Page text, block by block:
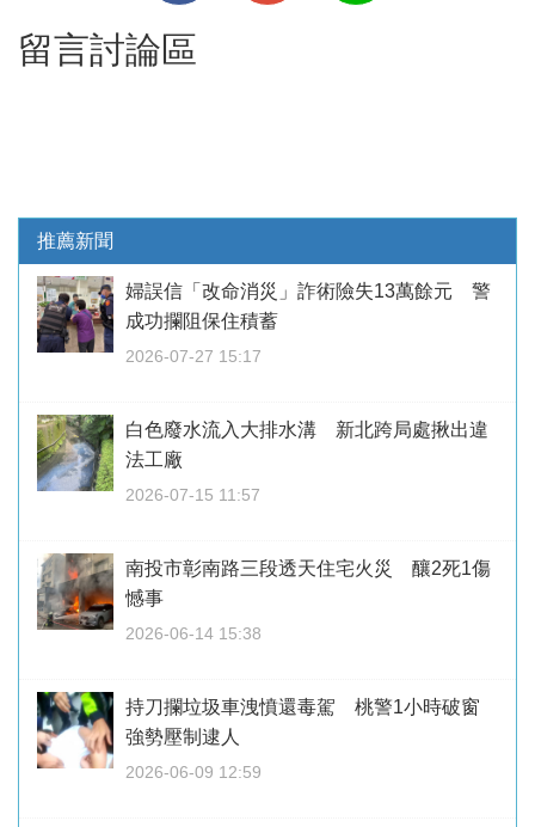
留言討論區
推薦新聞
婦誤信「改命消災」詐術險失13萬餘元 警
成功攔阻保住積蓄
2026-07-27 15:17
白色廢水流入大排水溝 新北跨局處揪出違
法工廠
2026-07-15 11:57
南投市彰南路三段透天住宅火災 釀2死1傷
憾事
2026-06-14 15:38
持刀攔垃圾車洩憤還毒駕 桃警1小時破窗
強勢壓制逮人
2026-06-09 12:59